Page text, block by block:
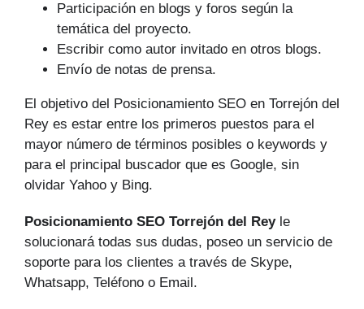
Participación en blogs y foros según la
temática del proyecto.
Escribir como autor invitado en otros blogs.
Envío de notas de prensa.
El objetivo del Posicionamiento SEO en Torrejón del
Rey es estar entre los primeros puestos para el
mayor número de tér­minos posibles o keywords y
para el principal buscador que es Google, sin
olvidar Yahoo y Bing.
Posicionamiento SEO Torrejón del Reyle
solucionará todas sus dudas, poseo un servicio de
soporte para los clientes a través de Skype,
Whatsapp, Teléfono o Email.